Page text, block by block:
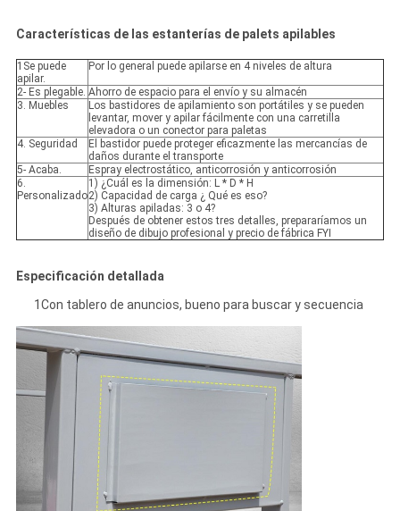
Características de las estanterías de palets apilables
1Se puede
apilar.
Por lo general puede apilarse en 4 niveles de altura
2- Es plegable. Ahorro de espacio para el envío y su almacén
3. Muebles
Los bastidores de apilamiento son portátiles y se pueden
levantar, mover y apilar fácilmente con una carretilla
elevadora o un conector para paletas
4. Seguridad
El bastidor puede proteger eficazmente las mercancías de
daños durante el transporte
5- Acaba.
Espray electrostático, anticorrosión y anticorrosión
6.
Personalizado
1) ¿Cuál es la dimensión: L * D * H
2) Capacidad de carga ¿ Qué es eso?
3) Alturas apiladas: 3 o 4?
Después de obtener estos tres detalles, prepararíamos un
diseño de dibujo profesional y precio de fábrica FYI
Especificación detallada
1Con tablero de anuncios, bueno para buscar y secuencia